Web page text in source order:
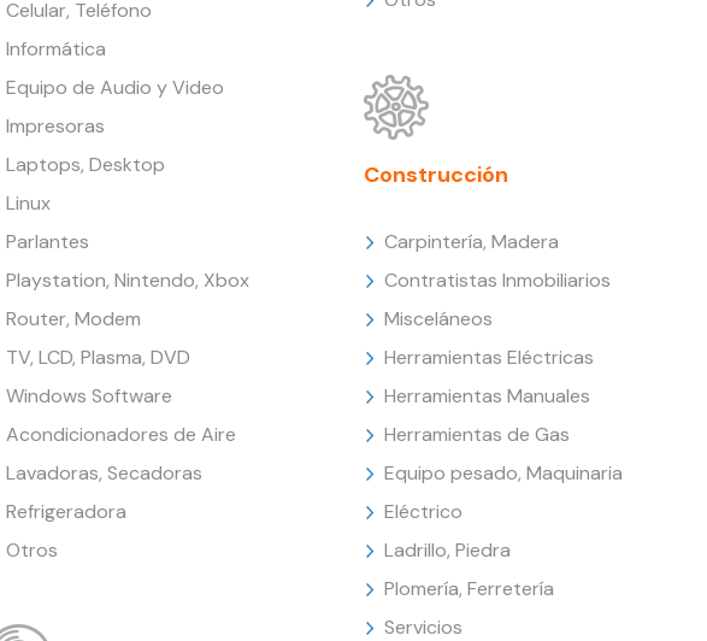
Celular, Teléfono
Informática
Equipo de Audio y Video
Impresoras
Laptops, Desktop
Linux
Parlantes
Playstation, Nintendo, Xbox
Router, Modem
TV, LCD, Plasma, DVD
Windows Software
Acondicionadores de Aire
Lavadoras, Secadoras
Refrigeradora
Otros
Construcción
Carpintería, Madera
Contratistas Inmobiliarios
Misceláneos
Herramientas Eléctricas
Herramientas Manuales
Herramientas de Gas
Equipo pesado, Maquinaria
Eléctrico
Ladrillo, Piedra
Plomería, Ferretería
Servicios